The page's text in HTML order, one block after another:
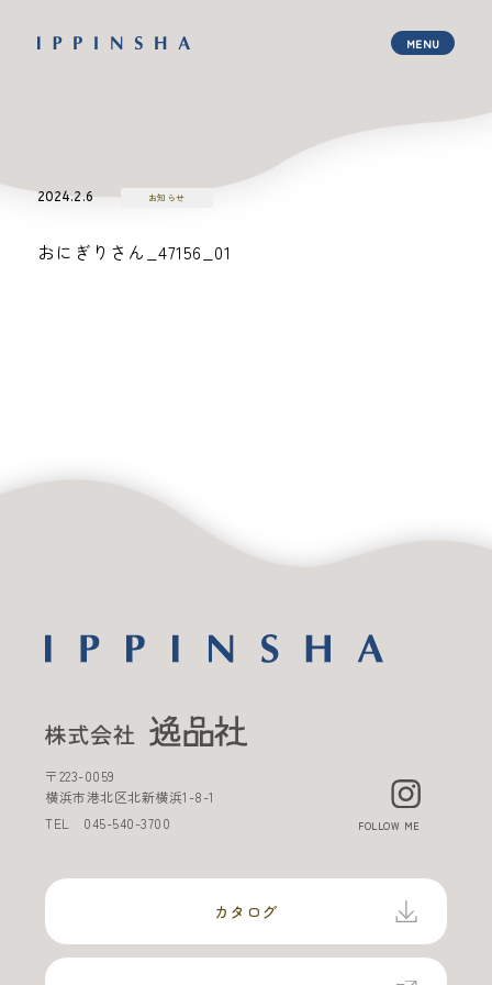
2024.2.6 お知らせ
おにぎりさん_47156_01
〒223-0059
横浜市港北区北新横浜1-8-1
TEL 045-540-3700 FOLLOW ME
カタログ